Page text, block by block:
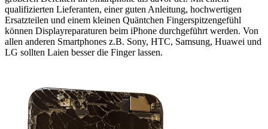
qualifizierten Lieferanten, einer guten Anleitung, hochwertigen
Ersatzteilen und einem kleinen Quäntchen Fingerspitzengefühl
können Displayreparaturen beim iPhone durchgeführt werden. Von
allen anderen Smartphones z.B. Sony, HTC, Samsung, Huawei und
LG sollten Laien besser die Finger lassen.